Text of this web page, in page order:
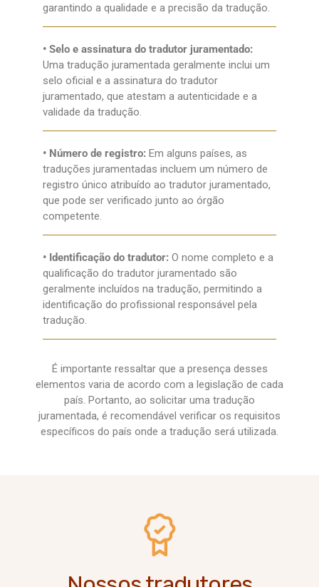
garantindo a qualidade e a precisão da tradução.
• Selo e assinatura do tradutor juramentado:
Uma tradução juramentada geralmente inclui um
selo oficial e a assinatura do tradutor
juramentado, que atestam a autenticidade e a
validade da tradução.
• Número de registro: Em alguns países, as
traduções juramentadas incluem um número de
registro único atribuído ao tradutor juramentado,
que pode ser verificado junto ao órgão
competente.
• Identificação do tradutor: O nome completo e a
qualificação do tradutor juramentado são
geralmente incluídos na tradução, permitindo a
identificação do profissional responsável pela
tradução.
É importante ressaltar que a presença desses
elementos varia de acordo com a legislação de cada
país. Portanto, ao solicitar uma tradução
juramentada, é recomendável verificar os requisitos
específicos do país onde a tradução será utilizada.